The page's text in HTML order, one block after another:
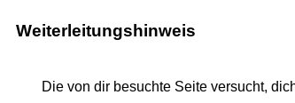
Weiterleitungshinweis
Die von dir besuchte Seite versucht,